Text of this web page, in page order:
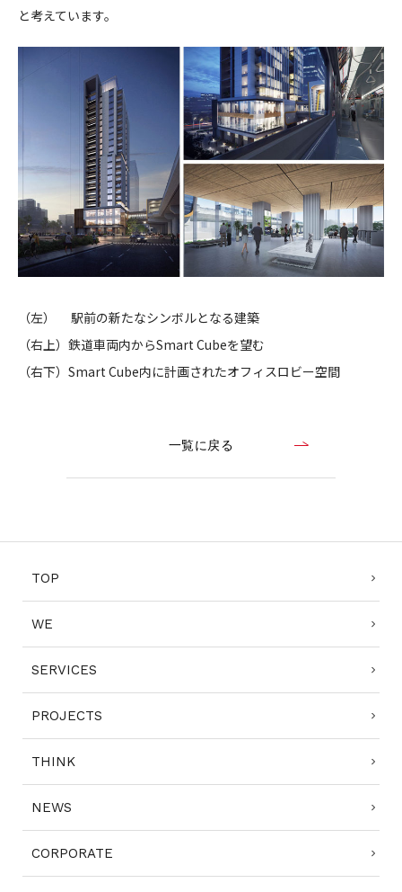
と考えています。
（左） 駅前の新たなシンボルとなる建築
（右上）鉄道車両内からSmart Cubeを望む
（右下）Smart Cube内に計画されたオフィスロビー空間
一覧に戻る
TOP
WE
SERVICES
PROJECTS
THINK
NEWS
CORPORATE